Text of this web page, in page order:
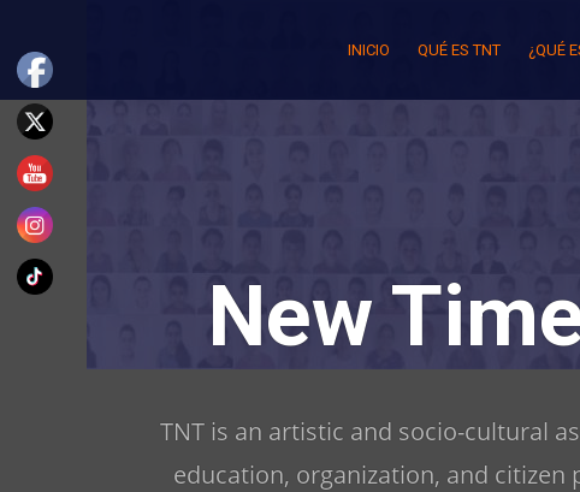
content
INICIO QUÉ ES TNT ¿QUÉ
New
TNT is an artistic and socio-cultural
education, organization, and